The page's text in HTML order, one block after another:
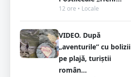
12 ore • Locale
VIDEO. După
„aventurile” cu bolizii
pe plajă, turiștii
român...